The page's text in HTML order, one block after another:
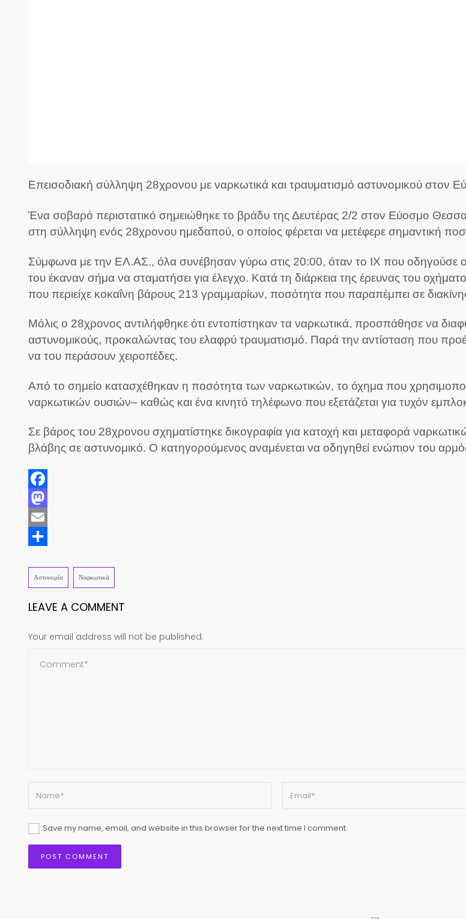
Επεισοδιακή σύλληψη 28χρονου με ναρκωτικά και τραυματισμό αστυνομικού στον
Ένα σοβαρό περιστατικό σημειώθηκε το βράδυ της Δευτέρας 2/2 στον Εύοσμο
στη σύλληψη ενός 28χρονου ημεδαπού, ο οποίος φέρεται να μετέφερε σημαντική
Σύμφωνα με την ΕΛ.ΑΣ., όλα συνέβησαν γύρω στις 20:00, όταν το ΙΧ που οδηγούσε ο
του έκαναν σήμα να σταματήσει για έλεγχο. Κατά τη διάρκεια της έρευνας του
που περιείχε κοκαΐνη βάρους 213 γραμμαρίων, ποσότητα που παραπέμπει σε
Μόλις ο 28χρονος αντιλήφθηκε ότι εντοπίστηκαν τα ναρκωτικά, προσπάθησε να
αστυνομικούς, προκαλώντας του ελαφρύ τραυματισμό. Παρά την αντίσταση που
να του περάσουν χειροπέδες.
Από το σημείο κατασχέθηκαν η ποσότητα των ναρκωτικών, το όχημα που
ναρκωτικών ουσιών– καθώς και ένα κινητό τηλέφωνο που εξετάζεται για τυχόν
Σε βάρος του 28χρονου σχηματίστηκε δικογραφία για κατοχή και μεταφορά
βλάβης σε αστυνομικό. Ο κατηγορούμενος αναμένεται να οδηγηθεί ενώπιον του
Facebook
Mastodon
Email
Αστυνομία Ναρκωτικά
LEAVE A COMMENT
Your email address will not be published.
Save my name, email, and website in this browser for the next time I comment.